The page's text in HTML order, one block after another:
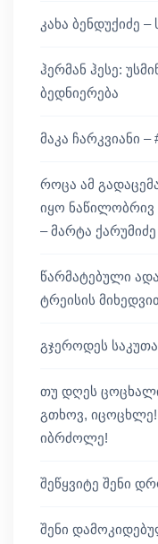
კახა ბენდუქიძე –
ჰერმან ჰესე:
ბედნიერება
მაკა ჩარკვიანი
როცა ამ
იყო ნაწილობრივ
– მარტა ქარუმიძე
წარმატებული
ტრეისის
გჯეროდეს
თუ დღეს
გთხოვ,
იბრძოლე!
შეწყვიტე შენი
შენი